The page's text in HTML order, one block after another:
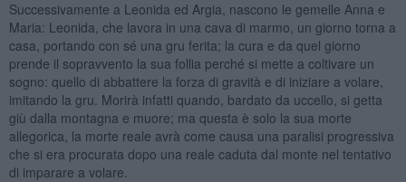
Successivamente a Leonida ed Argia, nascono le gemelle Anna e
Maria: Leonida, che lavora in una cava di marmo, un giorno torna a
casa, portando con sé una gru ferita; la cura e da quel giorno
prende il sopravvento la sua follia perché si mette a coltivare un
sogno: quello di abbattere la forza di gravità e di iniziare a volare,
imitando la gru. Morirà infatti quando, bardato da uccello, si getta
giù dalla montagna e muore; ma questa è solo la sua morte
allegorica, la morte reale avrà come causa una paralisi progressiva
che si era procurata dopo una reale caduta dal monte nel tentativo
di imparare a volare.